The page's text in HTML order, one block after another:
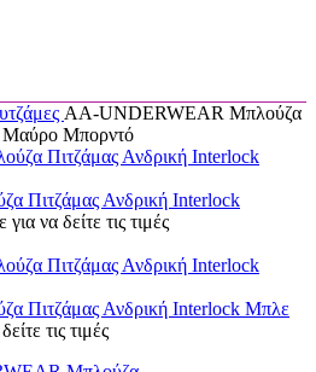
AA-UNDERWEAR Μπλούζα
Μαύρο Μπορντό
Πιτζάμας Ανδρική Interlock
για να δείτε τις τιμές
Πιτζάμας Ανδρική Interlock Μπλε
τις τιμές